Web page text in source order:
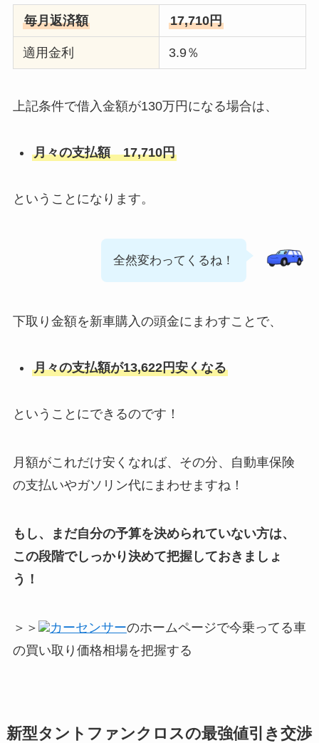
毎月返済額 17,710円
適用金利 3.9％
上記条件で借入金額が130万円になる場合は、
月々の支払額 17,710円
ということになります。
全然変わってくるね！
下取り金額を新車購入の頭金にまわすことで、
月々の支払額が13,622円安くなる
ということにできるのです！
月額がこれだけ安くなれば、その分、自動車保険
の支払いやガソリン代にまわせますね！
もし、まだ自分の予算を決められていない方は、
この段階でしっかり決めて把握しておきましょ
う！
＞＞ カーセンサーのホームページで今乗ってる車
の買い取り価格相場を把握する
新型タントファンクロスの最強値引き交渉